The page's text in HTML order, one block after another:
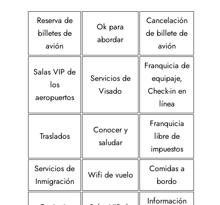
Reserva de
billetes de
avión
Ok para
abordar
Cancelación
de billete de
avión
Salas VIP de
los
aeropuertos
Servicios de
Visado
Franquicia de
equipaje,
Check-in en
línea
Traslados
Conocer y
saludar
Franquicia
libre de
impuestos
Servicios de
Inmigración
Wifi de vuelo
Comidas a
bordo
Información